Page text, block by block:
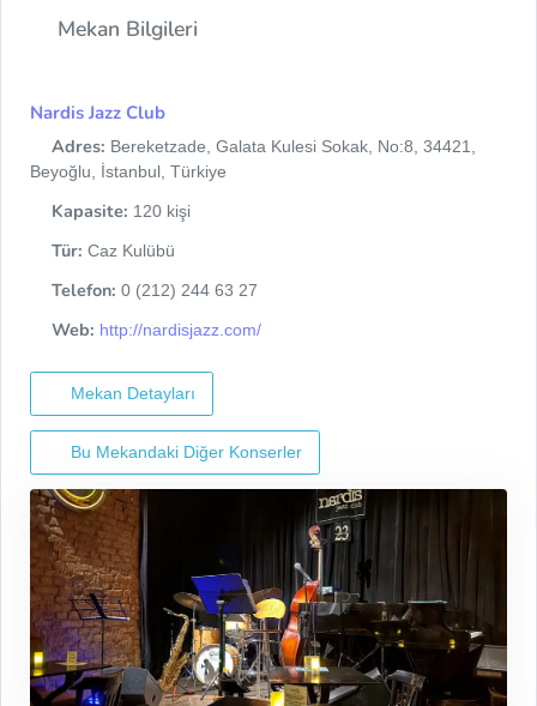
Mekan Bilgileri
Nardis Jazz Club
Adres: Bereketzade, Galata Kulesi Sokak, No:8, 34421,
Beyoğlu, İstanbul, Türkiye
Kapasite: 120 kişi
Tür: Caz Kulübü
Telefon: 0 (212) 244 63 27
Web: http://nardisjazz.com/
Mekan Detayları
Bu Mekandaki Diğer Konserler